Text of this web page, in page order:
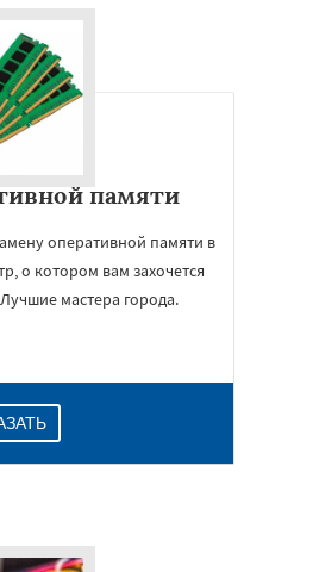
памяти
оперативной памяти в
о котором вам захочется
мастера города.